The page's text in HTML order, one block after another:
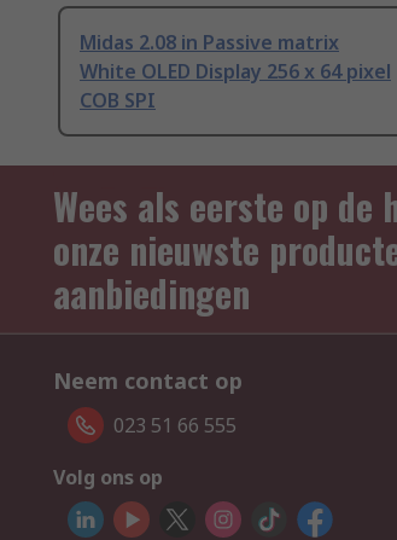
Midas 2.08 in Passive matrix
White OLED Display 256 x 64 pixel
COB SPI
Wees als eerste op de
onze nieuwste
aanbiedingen
Neem contact op
023 51 66 555
Volg ons op